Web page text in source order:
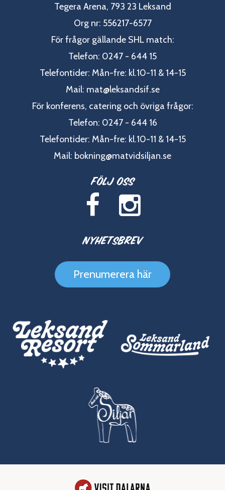
Tegera Arena, 793 23 Leksand
Org nr: 556217-6577
För frågor gällande SHL match:
Telefon: 0247 - 644 15
Telefontider: Mån-fre: kl.10-11 & 14-15
Mail: mat@leksandsif.se
För konferens, catering och övriga frågor:
Telefon: 0247 - 644 16
Telefontider: Mån-fre: kl.10-11 & 14-15
Mail: bokning@matvidsiljan.se
Följ oss
Nyhetsbrev